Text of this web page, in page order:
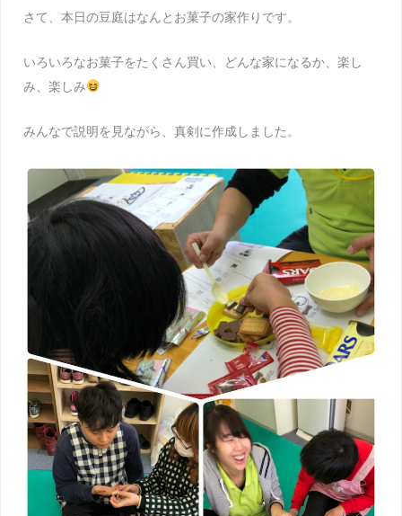
さて、本日の豆庭はなんとお菓子の家作りです。
いろいろなお菓子をたくさん買い、どんな家になるか、楽し
み、楽しみ
みんなで説明を見ながら、真剣に作成しました。